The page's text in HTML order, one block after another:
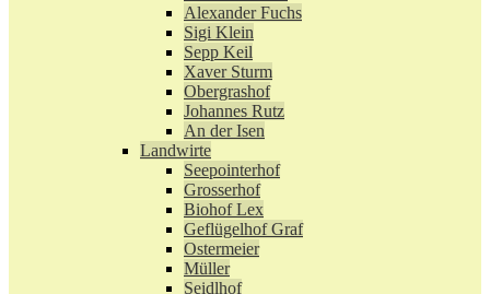
Alexander Fuchs
Sigi Klein
Sepp Keil
Xaver Sturm
Obergrashof
Johannes Rutz
An der Isen
Landwirte
Seepointerhof
Grosserhof
Biohof Lex
Geflügelhof Graf
Ostermeier
Müller
Seidlhof